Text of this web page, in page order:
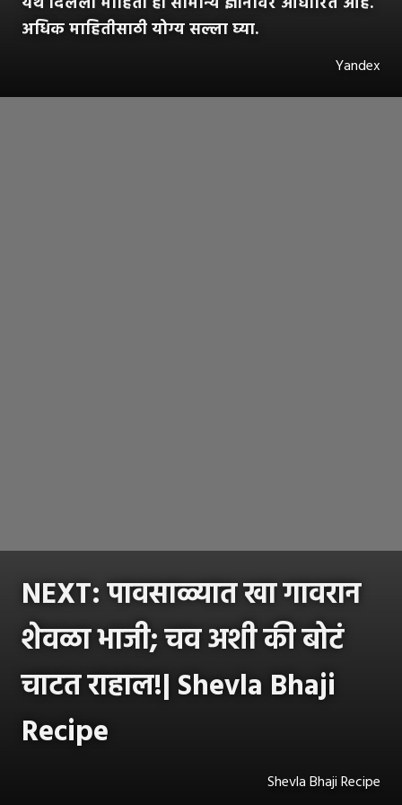
अधिक माहितीसाठी योग्य सल्ला घ्या.
Yandex
NEXT: पावसाळ्यात खा गावरान
शेवळा भाजी; चव अशी की बोटं
चाटत राहाल!| Shevla Bhaji
Recipe
Shevla Bhaji Recipe